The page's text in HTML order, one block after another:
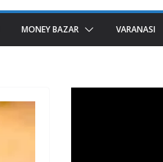
MONEY BAZAR VARANASI